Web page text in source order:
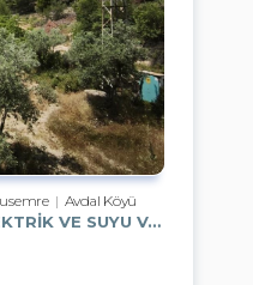
Avdal Köyü
MANISA AVDAL KÖYÜ 7.805 M² ELEKTRIK VE SUYU VAR YOLA CEPHELI